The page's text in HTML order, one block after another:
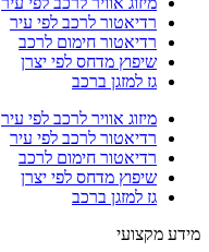
רדיאטור לרכב לפי עיר
רדיאטור חימום לרכב
שיפוץ מדחס לפי יצרן
גז למזגן ברכב
מיזוג אוויר לרכב לפי עיר
רדיאטור לרכב לפי עיר
רדיאטור חימום לרכב
שיפוץ מדחס לפי יצרן
גז למזגן ברכב
מידע מקצועי